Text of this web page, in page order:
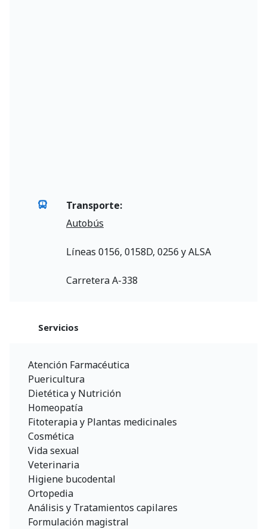
Transporte:
Autobús
Líneas 0156, 0158D, 0256 y ALSA
Carretera A-338
Servicios
Atención Farmacéutica
Puericultura
Dietética y Nutrición
Homeopatía
Fitoterapia y Plantas medicinales
Cosmética
Vida sexual
Veterinaria
Higiene bucodental
Ortopedia
Análisis y Tratamientos capilares
Formulación magistral